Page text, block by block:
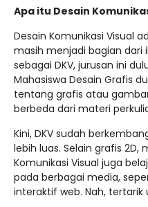
Apa itu Desain
Desain Komunikasi Visual
masih menjadi bagian dari
sebagai DKV, jurusan ini
Mahasiswa Desain Grafis
tentang grafis atau
berbeda dari materi
Kini, DKV sudah
lebih luas. Selain grafis 2D,
Komunikasi Visual juga
pada berbagai media,
interaktif web. Nah, tertarik